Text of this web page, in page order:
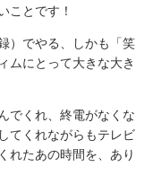
ことです！
）でやる、しかも「笑
ムにとって大きな大き
でくれ、終電がなくな
てくれながらもテレビ
れたあの時間を、あり